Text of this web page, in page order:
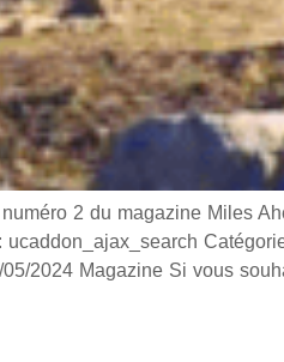
2 du magazine Miles
2024 Magazine Si vous